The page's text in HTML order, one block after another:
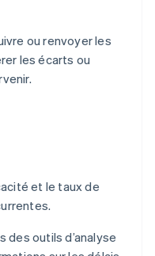
ou renvoyer les
les écarts ou
et le taux de
outils d’analyse